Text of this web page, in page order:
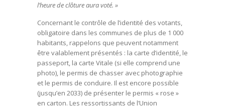
l’heure de clôture aura voté. »
Concernant le contrôle de l’identité des votants,
obligatoire dans les communes de plus de 1 000
habitants, rappelons que peuvent notamment
être valablement présentés : la carte d’identité, le
passeport, la carte Vitale (si elle comprend une
photo), le permis de chasser avec photographie
et le permis de conduire. Il est encore possible
(jusqu’en 2033) de présenter le permis « rose »
en carton. Les ressortissants de l’Union